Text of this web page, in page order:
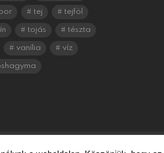
tej tejföl
tojás tészta
vanília víz